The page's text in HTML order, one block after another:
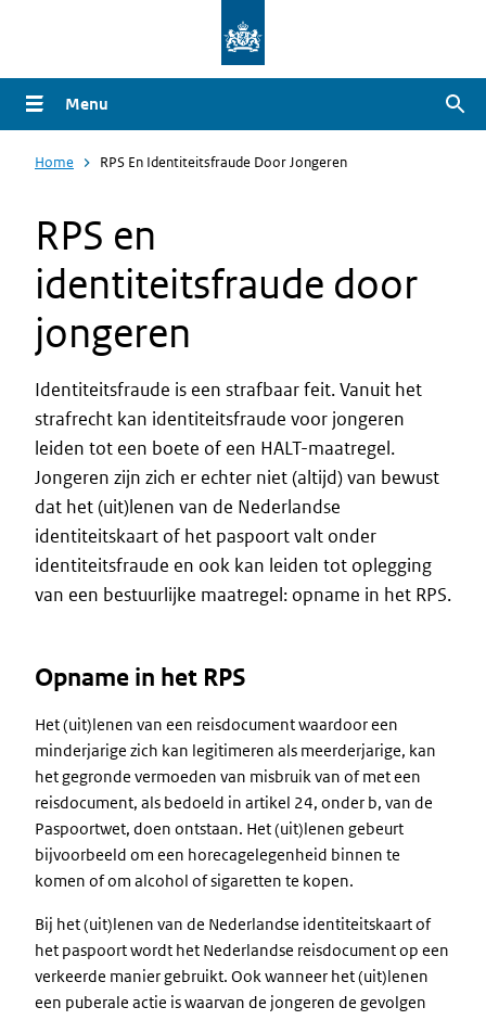
naar
de
gaan
Menu
Home RPS En Identiteitsfraude Door Jongeren
RPS en
identiteitsfraude door
jongeren
Identiteitsfraude is een strafbaar feit. Vanuit het
strafrecht kan identiteitsfraude voor jongeren
leiden tot een boete of een HALT-maatregel.
Jongeren zijn zich er echter niet (altijd) van bewust
dat het (uit)lenen van de Nederlandse
identiteitskaart of het paspoort valt onder
identiteitsfraude en ook kan leiden tot oplegging
van een bestuurlijke maatregel: opname in het RPS.
Opname in het RPS
Het (uit)lenen van een reisdocument waardoor een
minderjarige zich kan legitimeren als meerderjarige, kan
het gegronde vermoeden van misbruik van of met een
reisdocument, als bedoeld in artikel 24, onder b, van de
Paspoortwet, doen ontstaan. Het (uit)lenen gebeurt
bijvoorbeeld om een horecagelegenheid binnen te
komen of om alcohol of sigaretten te kopen.
Bij het (uit)lenen van de Nederlandse identiteitskaart of
het paspoort wordt het Nederlandse reisdocument op een
verkeerde manier gebruikt. Ook wanneer het (uit)lenen
een puberale actie is waarvan de jongeren de gevolgen